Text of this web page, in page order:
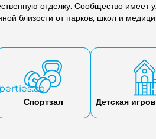
отделку. Сообщество
близости от парков, школ и
Спортзал Детская